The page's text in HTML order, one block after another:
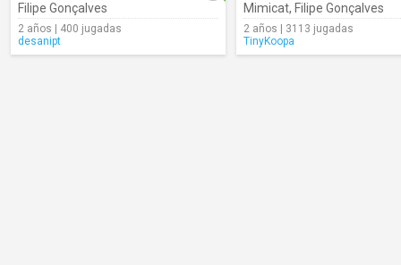
Filipe Gonçalves
2 años | 400 jugadas
desanipt
Mimicat, Filipe Gonçalves
2 años | 3113 jugadas
TinyKoopa